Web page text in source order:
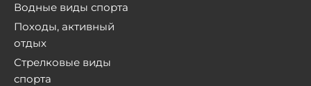
Водные виды спорта
Походы, активный
отдых
Стрелковые виды
спорта